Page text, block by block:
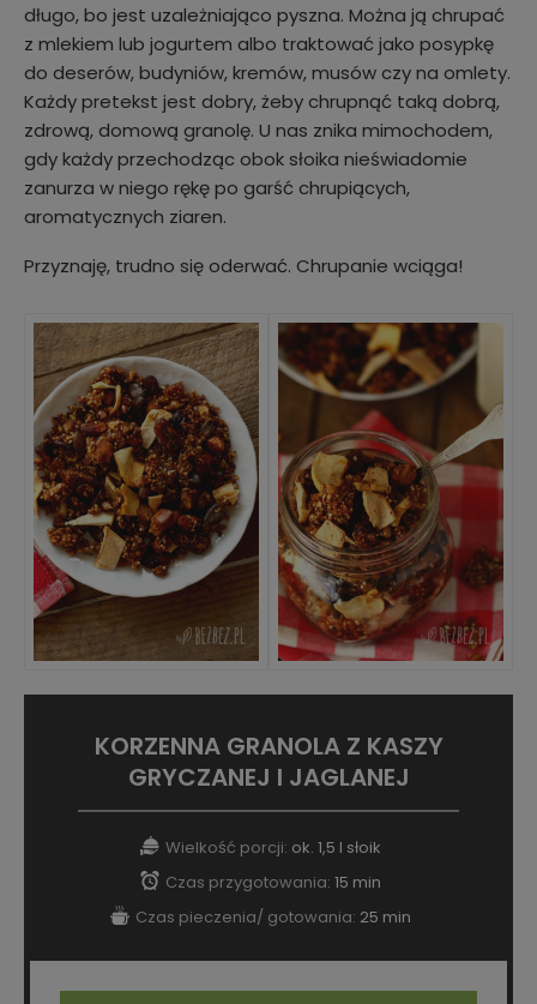
długo, bo jest uzależniająco pyszna. Można ją chrupać
z mlekiem lub jogurtem albo traktować jako posypkę
do deserów, budyniów, kremów, musów czy na omlety.
Każdy pretekst jest dobry, żeby chrupnąć taką dobrą,
zdrową, domową granolę. U nas znika mimochodem,
gdy każdy przechodząc obok słoika nieświadomie
zanurza w niego rękę po garść chrupiących,
aromatycznych ziaren.
Przyznaję, trudno się oderwać. Chrupanie wciąga!
KORZENNA GRANOLA Z KASZY
GRYCZANEJ I JAGLANEJ
Wielkość porcji: ok. 1,5 l słoik
Czas przygotowania: 15 min
Czas pieczenia/ gotowania: 25 min